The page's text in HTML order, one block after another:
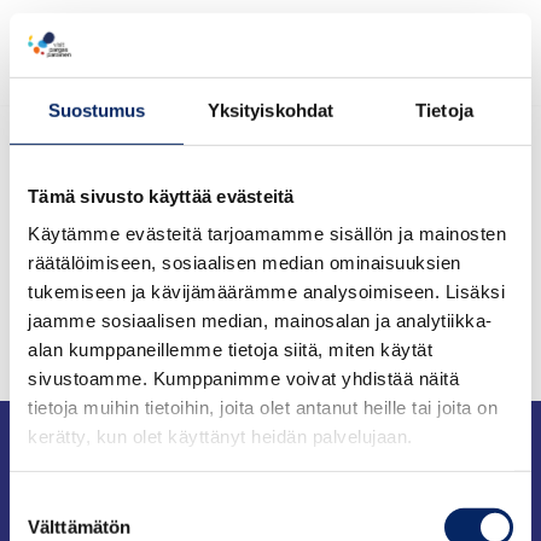
Suostumus Yksityiskohdat Tietoja
Tämä sivusto käyttää evästeitä
Käytämme evästeitä tarjoamamme sisällön ja mainosten
räätälöimiseen, sosiaalisen median ominaisuuksien
tukemiseen ja kävijämäärämme analysoimiseen. Lisäksi
jaamme sosiaalisen median, mainosalan ja analytiikka-
alan kumppaneillemme tietoja siitä, miten käytät
sivustoamme. Kumppanimme voivat yhdistää näitä
tietoja muihin tietoihin, joita olet antanut heille tai joita on
kerätty, kun olet käyttänyt heidän palvelujaan.
valinta
Välttämätön
Siirry
suoraan
sisältöön
Home»Nagu
Nagu
Matkailuneuvonta